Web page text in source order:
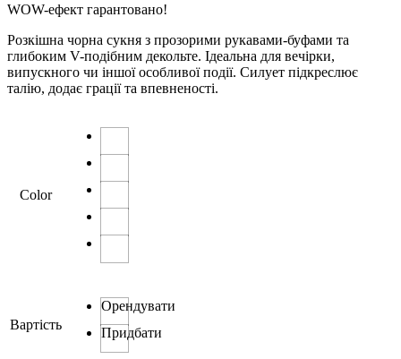
WOW-ефект гарантовано!
Розкішна чорна сукня з прозорими рукавами-буфами та
глибоким V-подібним декольте. Ідеальна для вечірки,
випускного чи іншої особливої події. Силует підкреслює
талію, додає грації та впевненості.
Color
Вартість
Орендувати
Придбати